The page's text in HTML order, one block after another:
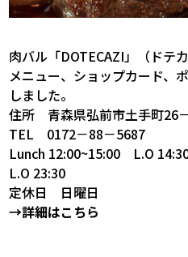
肉バル「DOTECAZI」（ドテ
メニュー、ショップカード、
しました。
住所 青森県弘前市土手町26
TEL 0172－88－5687
Lunch 12:00~15:00 L.O
L.O 23:30
定休日 日曜日
→詳細はこちら